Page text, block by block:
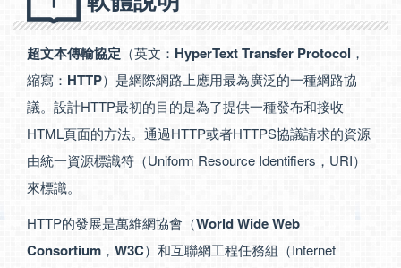
超文本傳輸協定 （英文： HyperText Transfer Protocol ，
縮寫： HTTP）是網際網路上應用最為廣泛的一種網路協
議。設計HTTP最初的目的是為了提供一種發布和接收
HTML頁面的方法。通過HTTP或者HTTPS協議請求的資源
由統一資源標識符（Uniform Resource Identifiers，URI）
來標識。
HTTP的發展是萬維網協會（World Wide Web
Consortium ， W3C）和互聯網工程任務組（Internet